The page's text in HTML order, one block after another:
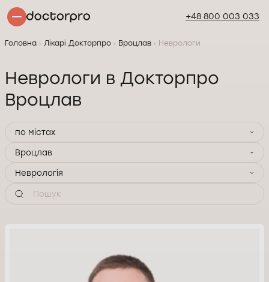
+48 800 003 033
Головна Лікарі Докторпро Вроцлав Неврологи
Неврологи в Докторпро
Вроцлав
по містах
Вроцлав
Неврологія